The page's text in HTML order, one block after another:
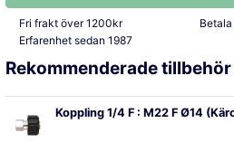
Fri frakt över 1200kr
Erfarenhet sedan 1987
Rekommenderade tillbehör
Koppling 1/4 F : M22 F Ø14